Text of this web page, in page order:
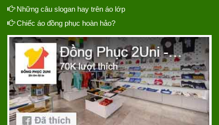
Những câu slogan hay trên áo lớp
Chiếc áo đồng phục hoàn hảo?